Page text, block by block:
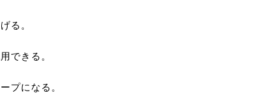
る。
できる。
プになる。